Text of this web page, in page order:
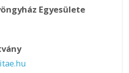
Egyesülete